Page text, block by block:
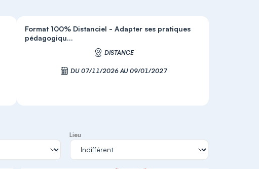
Format 100% Distanciel - Adapter ses pratiques
pédagogiqu...
DISTANCE
DU 07/11/2026 AU 09/01/2027
Lieu